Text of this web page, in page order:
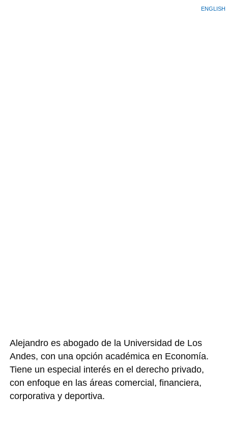
ENGLISH
Alejandro es abogado de la Universidad de Los
Andes, con una opción académica en Economía.
Tiene un especial interés en el derecho privado,
con enfoque en las áreas comercial, financiera,
corporativa y deportiva.